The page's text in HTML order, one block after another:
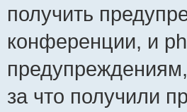
получить
конференции, и
за что получили